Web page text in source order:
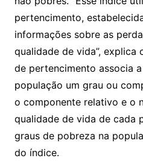
pertencimento,
informações sobre as
qualidade de vida”, explica
de pertencimento associa
população um grau ou
o componente relativo e o
qualidade de vida de cada
graus de pobreza na
do índice.